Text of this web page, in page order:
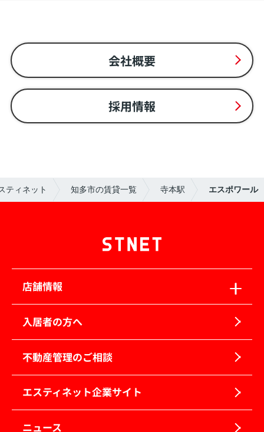
会社概要
採用情報
ティネット 知多市の賃貸一覧 寺本駅 エスポワール
店舗情報
入居者の方へ
不動産管理のご相談
エスティネット企業サイト
ニュース